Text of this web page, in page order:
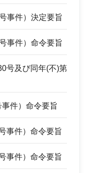
事件）決定要旨
事件）命令要旨
号及び同年(不)第
件）命令要旨
事件）命令要旨
事件）命令要旨